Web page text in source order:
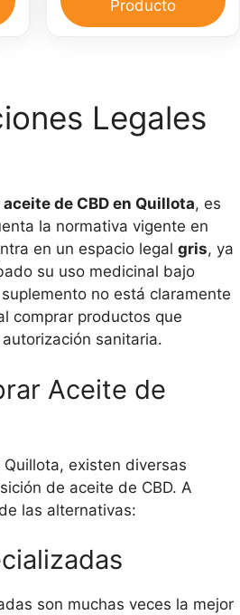
30
Producto
Legales
de CBD en Quillota, es
la normativa vigente en
en un espacio legal gris, ya
su uso medicinal bajo
no está claramente
comprar productos que
sanitaria.
Aceite de
existen diversas
de aceite de CBD. A
las alternativas:
son muchas veces la mejor